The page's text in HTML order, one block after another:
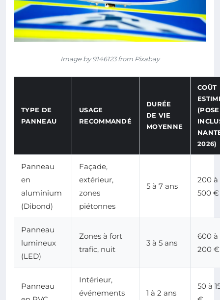
Image by 9146123 from Pixabay
TYPE DE
PANNEAU
USAGE
RECOMMANDÉ
DURÉE
DE VIE
MOYENNE
COÛT
(POSE
2026)
Panneau
en
aluminium
(Dibond)
Façade,
extérieur,
zones
piétonnes
5 à 7 ans
200 à
500 €
Panneau
lumineux
(LED)
Zones à fort
trafic, nuit
3 à 5 ans
600 à
200 €
Panneau
Intérieur,
événements
1 à 2 ans
50 à